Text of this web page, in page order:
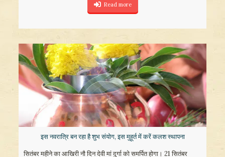
Read more
इस नवरात्रि बन रहा है शुभ संयोग, इस मुहूर्त में करें कलश स्थापना
सितंबर महीने का आखिरी नौ दिन देवी मां दुर्गा को समर्पित होगा। 21 सितंबर